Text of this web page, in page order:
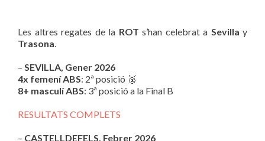
Les altres regates de la ROT s’han celebrat a Sevilla y
Trasona.
– SEVILLA, Gener 2026
4x femení ABS: 2ª posició 🥈
8+ masculí ABS: 3ª posició a la Final B
RESULTATS COMPLETS
– CASTELLDEFELS, Febrer 2026